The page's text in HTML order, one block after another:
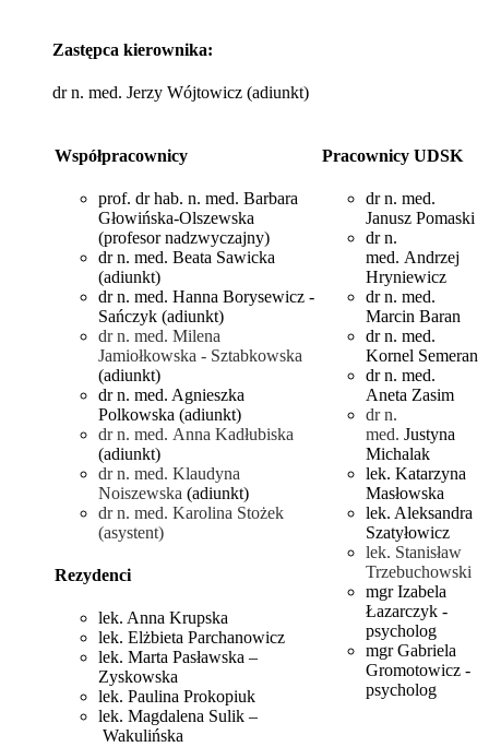
Zastępca kierownika:
dr n. med. Jerzy Wójtowicz (adiunkt)
Współpracownicy
prof. dr hab. n. med. Barbara
Głowińska-Olszewska
(profesor nadzwyczajny)
dr n. med. Beata Sawicka
(adiunkt)
dr n. med. Hanna Borysewicz -
Sańczyk (adiunkt)
dr n. med. Milena
Jamiołkowska - Sztabkowska
(adiunkt)
dr n. med. Agnieszka
Polkowska (adiunkt)
dr n. med. Anna Kadłubiska
(adiunkt)
dr n. med. Klaudyna
Noiszewska (adiunkt)
dr n. med. Karolina Stożek
(asystent)
Rezydenci
lek. Anna Krupska
lek. Elżbieta Parchanowicz
lek. Marta Pasławska –
Zyskowska
lek. Paulina Prokopiuk
lek. Magdalena Sulik –
Wakulińska
Pracownicy UDSK
dr n. med.
Janusz Pomaski
dr n.
med. Andrzej
Hryniewicz
dr n. med.
Marcin Baran
dr n. med.
Kornel Semeran
dr n. med.
Aneta Zasim
dr n.
med. Justyna
Michalak
lek. Katarzyna
Masłowska
lek. Aleksandra
Szatyłowicz
lek. Stanisław
Trzebuchowski
mgr Izabela
Łazarczyk -
psycholog
mgr Gabriela
Gromotowicz -
psycholog